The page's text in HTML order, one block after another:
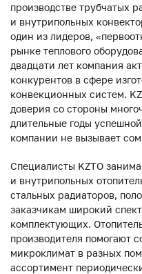
производстве трубчатых
и внутрипольных
один из лидеров,
рынке теплового
двадцати лет компания
конкурентов в сфере
конвекционных систем.
доверия со стороны
длительные годы
компании не вызывает
Специалисты KZTO
и внутрипольных
стальных радиаторов,
заказчикам широкий
комплектующих.
производителя помогают
микроклимат в разных
ассортимент